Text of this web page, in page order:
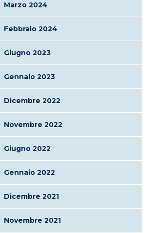
Marzo 2024
Febbraio 2024
Giugno 2023
Gennaio 2023
Dicembre 2022
Novembre 2022
Giugno 2022
Gennaio 2022
Dicembre 2021
Novembre 2021